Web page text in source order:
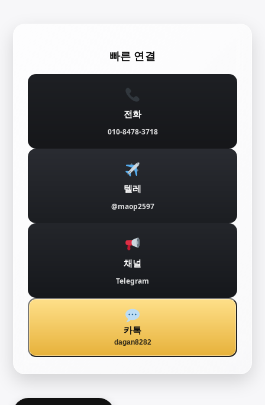
빠른 연결
전화
010-8478-3718
텔레
@maop2597
채널
Telegram
카톡
dagan8282